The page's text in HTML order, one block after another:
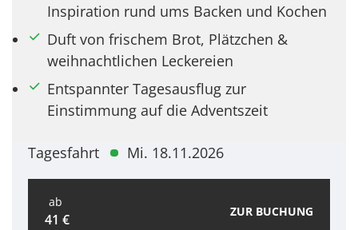
Inspiration rund ums Backen und Kochen
Duft von frischem Brot, Plätzchen &
weihnachtlichen Leckereien
Entspannter Tagesausflug zur
Einstimmung auf die Adventszeit
Tagesfahrt Mi. 18.11.2026
ab
41 € ZUR BUCHUNG